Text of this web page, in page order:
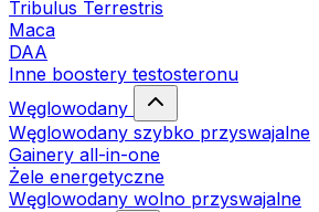
Tribulus Terrestris
Maca
DAA
Inne boostery testosteronu
Węglowodany
Węglowodany szybko przyswajalne
Gainery all-in-one
Żele energetyczne
Węglowodany wolno przyswajalne